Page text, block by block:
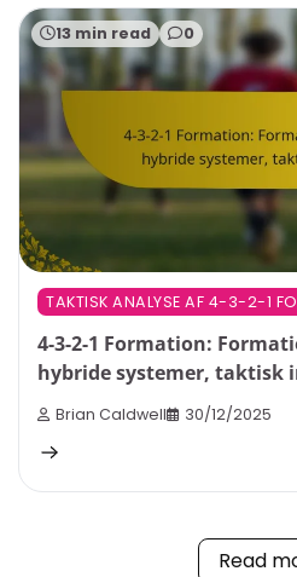
13 min read 0
TAKTISK ANALYSE AF 4-3-2-1
4-3-2-1 Formation:
hybride systemer, taktisk
Brian Caldwell 30/12/2025
Read